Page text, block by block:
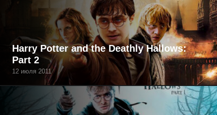
Harry Potter and the Deathly Hallows:
Part 2
12 июля 2011